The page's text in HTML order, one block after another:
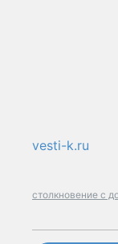
vesti-k.ru
столкновение с